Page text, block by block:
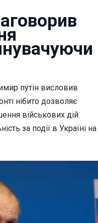
путін висловив
нібито дозволяє
військових дій.
за події в Україні на